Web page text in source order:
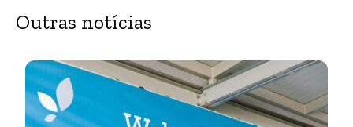
Outras notícias